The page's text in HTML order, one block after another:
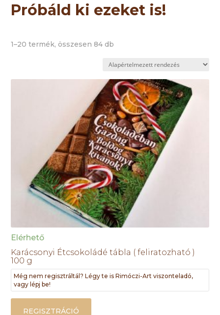
Próbáld ki ezeket is!
1–20 termék, összesen 84 db
Elérhető
Karácsonyi Étcsokoládé tábla ( feliratozható )
100 g
Még nem regisztráltál? Légy te is Rimóczi-Art viszonteladó,
vagy lépj be!
REGISZTRÁCIÓ